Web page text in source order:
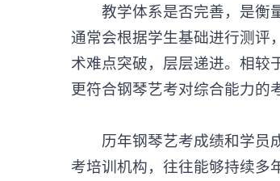
教学体系是否完善，是衡
通常会根据学生基础进行测评
术难点突破，层层递进。相较
更符合钢琴艺考对综合能力的
历年钢琴艺考成绩和学员成
考培训机构，往往能够持续多